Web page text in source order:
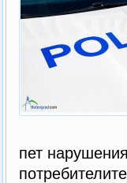
пет